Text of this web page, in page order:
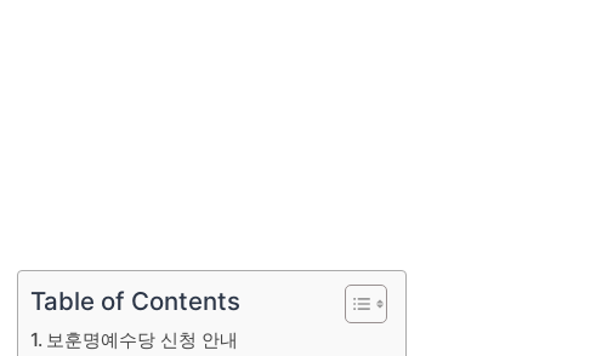
Table of Contents
보훈명예수당 신청 안내